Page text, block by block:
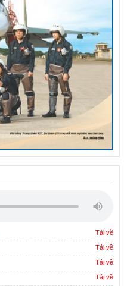
Tải về
Tải về
Tải về
Tải về